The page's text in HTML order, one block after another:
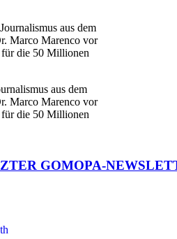
aus dem
Marco Marenco vor
die 50 Millionen
GOMOPA-